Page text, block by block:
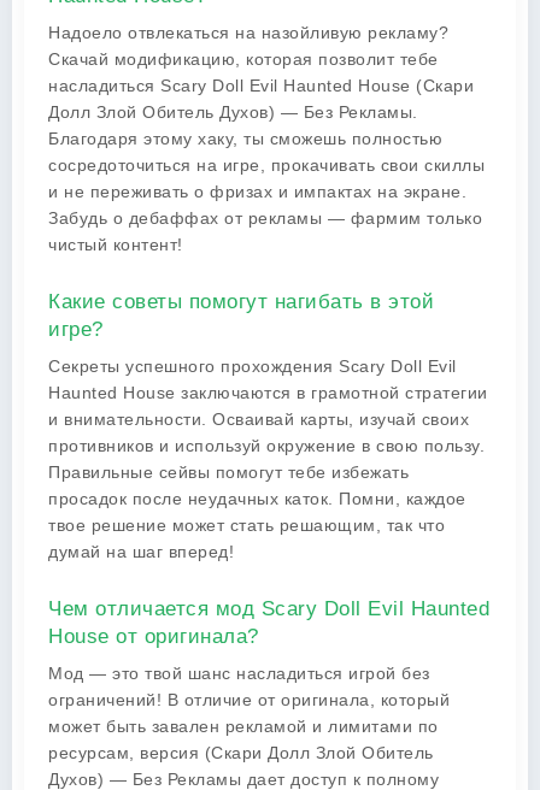
Надоело отвлекаться на назойливую рекламу?
Скачай модификацию, которая позволит тебе
насладиться Scary Doll Evil Haunted House (Скари
Долл Злой Обитель Духов) — Без Рекламы.
Благодаря этому хаку, ты сможешь полностью
сосредоточиться на игре, прокачивать свои скиллы
и не переживать о фризах и импактах на экране.
Забудь о дебаффах от рекламы — фармим только
чистый контент!
Какие советы помогут нагибать в этой
игре?
Секреты успешного прохождения Scary Doll Evil
Haunted House заключаются в грамотной стратегии
и внимательности. Осваивай карты, изучай своих
противников и используй окружение в свою пользу.
Правильные сейвы помогут тебе избежать
просадок после неудачных каток. Помни, каждое
твое решение может стать решающим, так что
думай на шаг вперед!
Чем отличается мод Scary Doll Evil Haunted
House от оригинала?
Мод — это твой шанс насладиться игрой без
ограничений! В отличие от оригинала, который
может быть завален рекламой и лимитами по
ресурсам, версия (Скари Долл Злой Обитель
Духов) — Без Рекламы дает доступ к полному